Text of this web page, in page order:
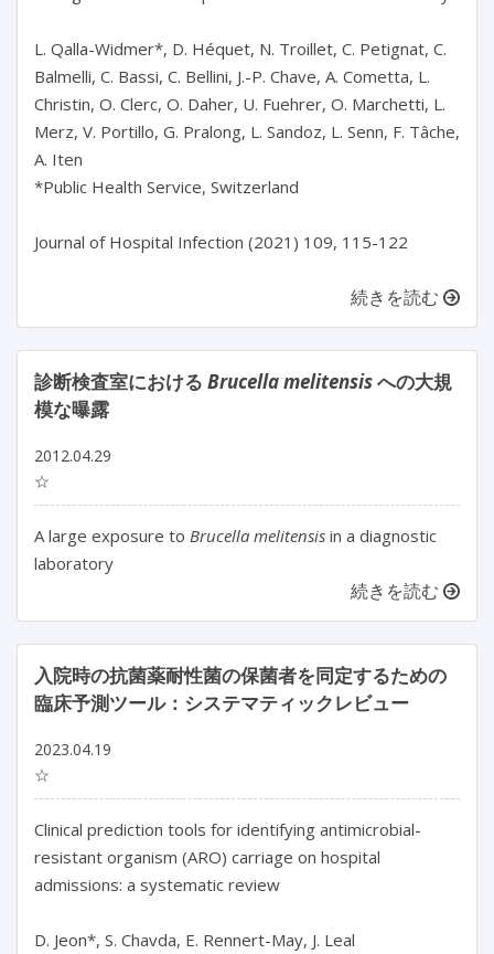
L. Qalla-Widmer*, D. Héquet, N. Troillet, C. Petignat, C.
Balmelli, C. Bassi, C. Bellini, J.-P. Chave, A. Cometta, L.
Christin, O. Clerc, O. Daher, U. Fuehrer, O. Marchetti, L.
Merz, V. Portillo, G. Pralong, L. Sandoz, L. Senn, F. Tâche,
A. Iten
*Public Health Service, Switzerland
Journal of Hospital Infection (2021) 109, 115-122
続きを読む
診断検査室における Brucella melitensisへの大規
模な曝露
2012.04.29
☆
A large exposure to Brucella melitensis in a diagnostic
laboratory
続きを読む
入院時の抗菌薬耐性菌の保菌者を同定するための
臨床予測ツール：システマティックレビュー
2023.04.19
☆
Clinical prediction tools for identifying antimicrobial-
resistant organism (ARO) carriage on hospital
admissions: a systematic review
D. Jeon*, S. Chavda, E. Rennert-May, J. Leal